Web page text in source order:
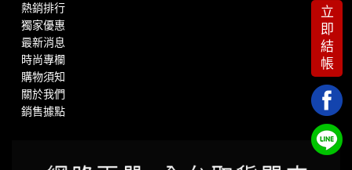
熱銷排行
獨家優惠
最新消息
時尚專欄
購物須知
關於我們
銷售據點
立
即
結
帳